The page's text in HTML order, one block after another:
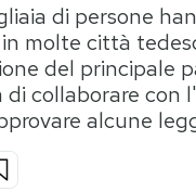
Storie/
Ok
Media
Europa
di persone
molte città
del principale
collaborare con
alcune